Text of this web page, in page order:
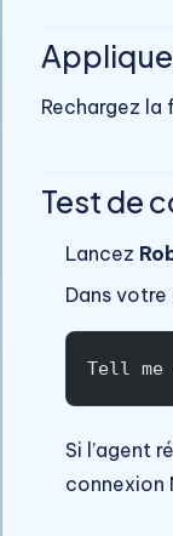
Rechargez
Test de
Lancez
Dans
Tell
Si l’agent
connexion